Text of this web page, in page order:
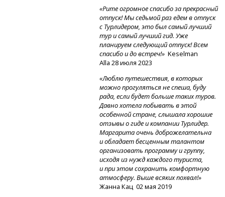
«Рите огромное спасибо за прекрасный
отпуск! Мы седьмой раз едем в отпуск
с Турлидером, это был самый лучший
тур и самый лучший гид. Уже
планируем следующий отпуск! Всем
спасибо и до встреч!» Keselman
Alla 28 июля 2023
«Люблю путешествия, в которых
можно прогуляться не спеша, буду
рада, если будет больше таких туров.
Давно хотела побывать в этой
особенной стране, слышала хорошие
отзывы о гиде и компании Турлидер.
Маргарита очень доброжелательна
и обладает бесценным талантом
организовать программу и группу,
исходя из нужд каждого туриста,
и при этом сохранить комфортную
атмосферу. Выше всяких похвал!»
Жанна Кац 02 мая 2019